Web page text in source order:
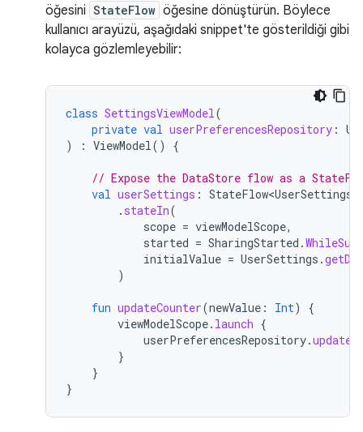
öğesini StateFlow öğesine dönüştürün. Böylece
kullanıcı arayüzü, aşağıdaki snippet'te gösterildiği gibi
kolayca gözlemleyebilir:
class SettingsViewModel(
private val userPreferencesRepository :
)
: ViewModel() {
// Expose the DataStore flow as a
val userSettings : StateFlow<UserSettings>
. stateIn(
scope = viewModelScope,
started = SharingStarted .
initialValue = UserSettings .
)
fun updateCounter(newValue : Int)
{
viewModelScope. launch {
userPreferencesRepository.
}
}
}